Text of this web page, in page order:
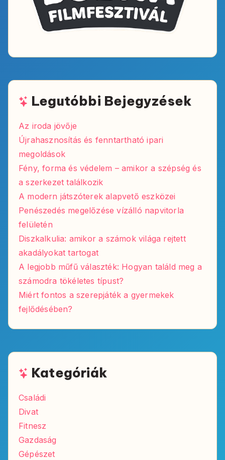
Legutóbbi Bejegyzések
Az iroda jövője
Újrahasznosítás és fenntartható ipari
megoldások
Fény, forma és védelem – amikor a szépség és
a szerkezet találkozik
A modern játszóterek alapvető eszközei
Penészedés megelőzése vízálló napvitorla
felületén
Diszkalkulia: amikor a számok világa rejtett
akadályokat tartogat
A legjobb műfű választék: Hogyan találd meg a
számodra tökéletes típust?
Miért fontos a szerepjáték a gyermekek
fejlődésében?
Kategóriák
Családi
Divat
Fitnesz
Gazdaság
Gépészet